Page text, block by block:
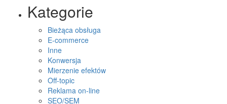
Kategorie
Bieżąca obsługa
E-commerce
Inne
Konwersja
Mierzenie efektów
Off-topic
Reklama on-line
SEO/SEM